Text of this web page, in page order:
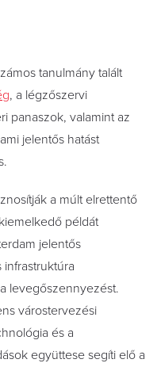
tanulmány talált
, a légzőszervi
panaszok, valamint az
jelentős hatást
a múlt elrettentő
példát
jelentős
levegőszennyezést.
várostervezési
és a
együttese segíti elő a